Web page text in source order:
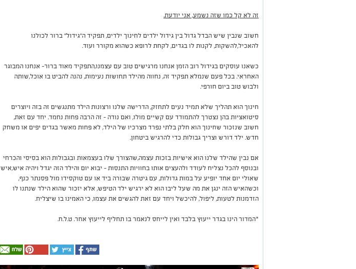
זה לא קל כמו שזה נשמע, אני יודעת.
חשוב שנבין שיש הבדל גדול בין גידול ילדים לחינוך ילדים, תפקיד ה"גידול" ברור לכולנו
להאכיל,להשקות, לקנות לו בגדים, לקחת לרופא כשהוא מקורר ועוד.
כשאנו עוסקים בגידול רוב הזמן אנחנו מרגישים טוב עם עצמנו,התפקיד מאוד ברור- אנחנו המבוגר
האחראי. בכל פעם שנמלא תפקיד זה, נחווה מהילד תחושות נעימות, נהנה להביט בו אוכל,שותה
ולבוש טוב ביום חורפי.
חינוך הוא תהליך שלא תמיד נעים לתחזק, הדרישה שלנו ורצונות הילד מתנגשים זה בזה ויוצרים
סיטואציות בהן נצטרך להתמודד עם קשיים מולו, ואם נודה – זה הרבה פחות נחמד. יחד עם זאת,
חשוב שנזכור שחינוך הוא חלק בלתי נפרד מצרכיו של הילד, לא פחות מאשר בגדים יפים או משחק
חדש. ילד דורש וצריך גבולות כדי להרגיש ביטחון.
אם נבין שהילד שלנו הוא אישיות בזכות עצמה,שהצורך שלו בעצמאות ובגבולות הוא בסיסי והכרחי
ובנוסף להכל נצליח לעודד ולהעצים אותו בחוויות התנסות – יבוא יום והילד הזה יגדל ויהיה איש,איש
שאולי יום אחד יופיע על במות גדולות, עם גיטרה שבורה ביד או עם טוקסידו מול פסנתר כנף,
וכשהאיש הזה ינגן את מה שעל ליבו הוא לא ירגיש ילד הטיפש, אלא יזכור שהוא הילד שנתנו לו
הזדמנות לטעות, ליפול, להיכשל ויחד עם זאת להגשים את עצמו, כי האמינו בו שיצליח.
*המדור הינו בגדר ייעוץ בלבד ואין לייחס לנאמר בו תחליף לייעוץ אחר. ט.ל.ח.